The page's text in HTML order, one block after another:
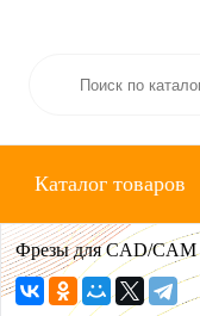
Каталог товаров
Фрезы для CAD/CAM